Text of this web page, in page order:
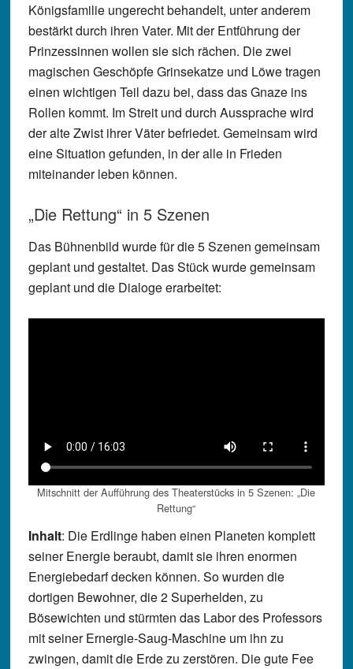
Königsfamilie ungerecht behandelt, unter anderem
bestärkt durch ihren Vater. Mit der Entführung der
Prinzessinnen wollen sie sich rächen. Die zwei
magischen Geschöpfe Grinsekatze und Löwe tragen
einen wichtigen Teil dazu bei, dass das Gnaze ins
Rollen kommt. Im Streit und durch Aussprache wird
der alte Zwist ihrer Väter befriedet. Gemeinsam wird
eine Situation gefunden, in der alle in Frieden
miteinander leben können.
„Die Rettung“ in 5 Szenen
Das Bühnenbild wurde für die 5 Szenen gemeinsam
geplant und gestaltet. Das Stück wurde gemeinsam
geplant und die Dialoge erarbeitet:
Mitschnitt der Aufführung des Theaterstücks in 5 Szenen: „Die
Rettung“
Inhalt: Die Erdlinge haben einen Planeten komplett
seiner Energie beraubt, damit sie ihren enormen
Energiebedarf decken können. So wurden die
dortigen Bewohner, die 2 Superhelden, zu
Bösewichten und stürmten das Labor des Professors
mit seiner Ernergie-Saug-Maschine um ihn zu
zwingen, damit die Erde zu zerstören. Die gute Fee